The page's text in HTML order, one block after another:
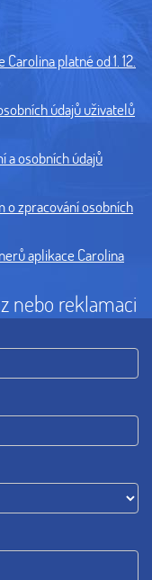
platné od 1. 12.
údajů uživatelů
a osobních údajů
zpracování osobních
aplikace Carolina
nebo reklamaci